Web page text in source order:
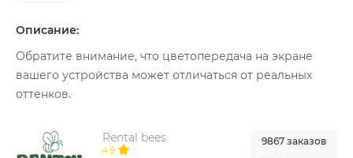
Описание:
Обратите внимание, что цветопередача на экране
вашего устройства может отличаться от реальных
оттенков.
Rental bees
4.9
9867 заказов